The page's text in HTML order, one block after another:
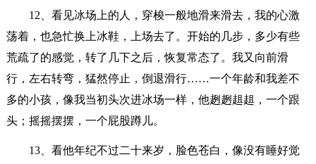
12、看见冰场上的人，穿梭一般地滑来滑去，我的心激
荡着，也急忙换上冰鞋，上场去了。开始的几步，多少有些
荒疏了的感觉，转了几下之后，恢复常态了。我又向前滑
行，左右转弯，猛然停止，倒退滑行……一个年龄和我差不
多的小孩，像我当初头次进冰场一样，他趔趔趄趄，一个跟
头；摇摇摆摆，一个屁股蹲儿。
13、看他年纪不过二十来岁，脸色苍白，像没有睡好觉